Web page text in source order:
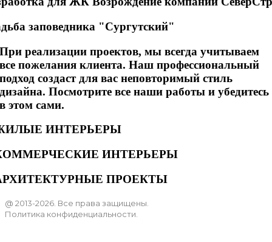
заповедника "Сургутский"
При реализации проектов, мы всегда учитываем
все пожелания клиента. Наш профессиональный
подход создаст для вас неповторимый стиль
дизайна. Посмотрите все наши работы и убедитесь
в этом сами.
ИНТЕРЬЕРЫ
ИНТЕРЬЕРЫ
ПРОЕКТЫ
@ 2013-2026. Все права защищены.
Политика конфиденциальности.